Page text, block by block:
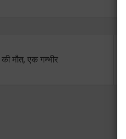
मौत, एक गम्भीर